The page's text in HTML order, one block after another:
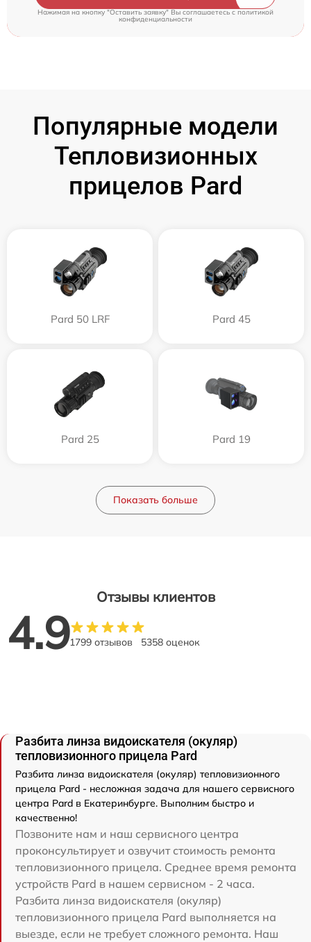
Нажимая на кнопку "Оставить заявку" Вы соглашаетесь c политикой
конфиденциальности
Популярные модели
Тепловизионных
прицелов Pard
Pard 50 LRF Pard 45
Pard 25 Pard 19
Показать больше
Отзывы клиентов
4.91799 отзывов 5358 оценок
Разбита линза видоискателя (окуляр)
тепловизионного прицела Pard
Разбита линза видоискателя (окуляр) тепловизионного
прицела Pard - несложная задача для нашего сервисного
центра Pard в Екатеринбурге. Выполним быстро и
качественно!
Позвоните нам и наш сервисного центра
проконсультирует и озвучит стоимость ремонта
тепловизионного прицела. Среднее время ремонта
устройств Pard в нашем сервисном - 2 часа.
Разбита линза видоискателя (окуляр)
тепловизионного прицела Pard выполняется на
выезде, если не требует сложного ремонта. Наш